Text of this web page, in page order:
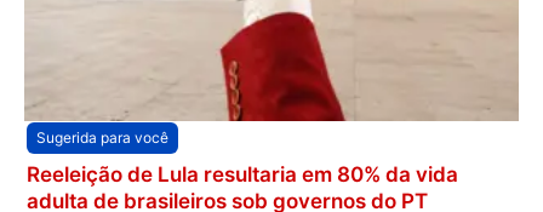
Sugerida para você
Reeleição de Lula resultaria em 80% da vida
adulta de brasileiros sob governos do PT